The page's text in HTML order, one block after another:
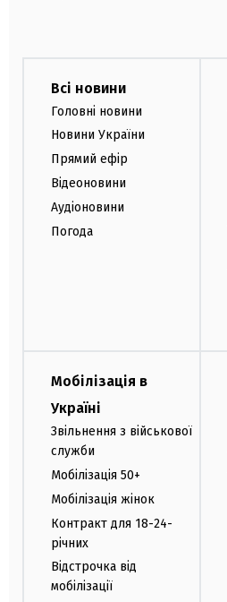
Всі новини
Головні новини
Новини України
Прямий ефір
Відеоновини
Аудіоновини
Погода
Мобілізація в
Україні
Звільнення з військової
служби
Мобілізація 50+
Мобілізація жінок
Контракт для 18-24-
річних
Відстрочка від
мобілізації